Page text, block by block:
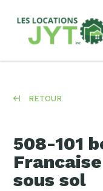
RETOUR
508-101
sous sol